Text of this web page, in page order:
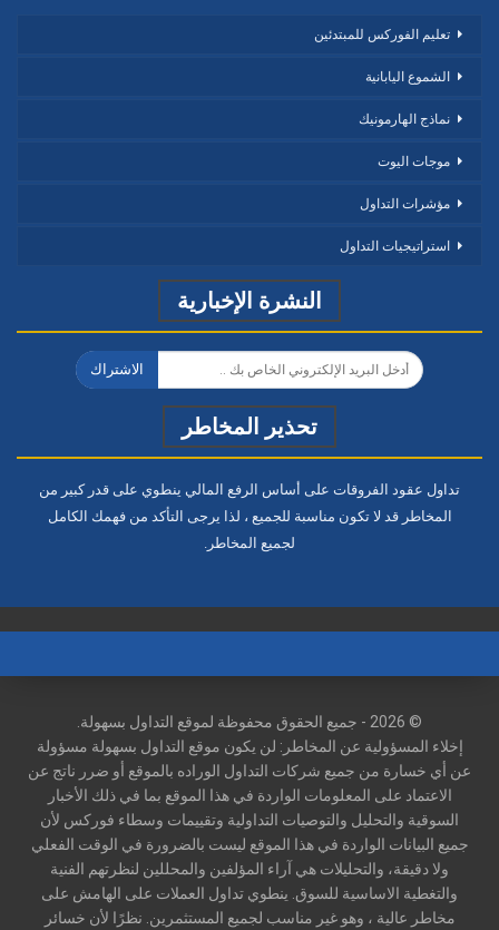
تعليم الفوركس للمبتدئين
الشموع اليابانية
نماذج الهارمونيك
موجات اليوت
مؤشرات التداول
استراتيجيات التداول
النشرة الإخبارية
الاشتراك
تحذير المخاطر
تداول عقود الفروقات على أساس الرفع المالي ينطوي على قدر كبير من
المخاطر قد لا تكون مناسبة للجميع ، لذا يرجى التأكد من فهمك الكامل
لجميع المخاطر.
© 2026 - جميع الحقوق محفوظة لموقع التداول بسهولة.
إخلاء المسؤولية عن المخاطر: لن يكون موقع التداول بسهولة مسؤولة
عن أي خسارة من جميع شركات التداول الوراده بالموقع أو ضرر ناتج عن
الاعتماد على المعلومات الواردة في هذا الموقع بما في ذلك الأخبار
السوقية والتحليل والتوصيات التداولية وتقييمات وسطاء فوركس لأن
جميع البيانات الواردة في هذا الموقع ليست بالضرورة في الوقت الفعلي
ولا دقيقة، والتحليلات هي آراء المؤلفين والمحللين لنظرتهم الفنية
والتغطية الاساسية للسوق. ينطوي تداول العملات على الهامش على
مخاطر عالية ، وهو غير مناسب لجميع المستثمرين. نظرًا لأن خسائر